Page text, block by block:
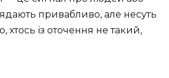
привабливо, але несуть
хтось із оточення не такий,